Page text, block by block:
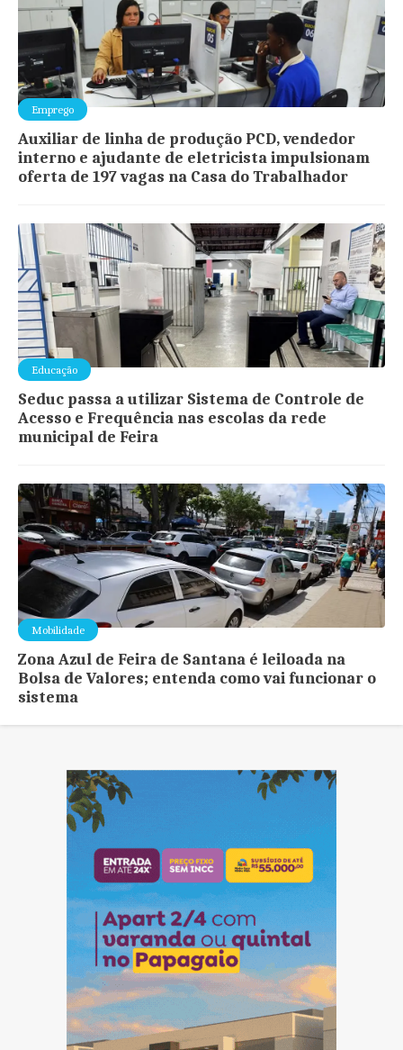
Emprego
Auxiliar de linha de produção PCD, vendedor
interno e ajudante de eletricista impulsionam
oferta de 197 vagas na Casa do Trabalhador
Educação
Seduc passa a utilizar Sistema de Controle de
Acesso e Frequência nas escolas da rede
municipal de Feira
Mobilidade
Zona Azul de Feira de Santana é leiloada na
Bolsa de Valores; entenda como vai funcionar o
sistema